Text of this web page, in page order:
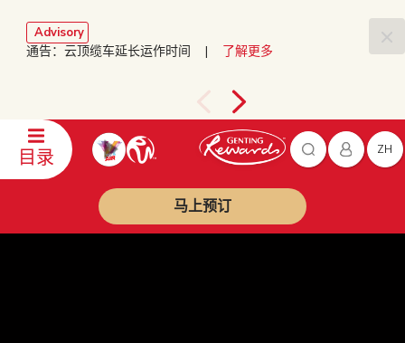
Advisory
通告：云顶缆车延长运作时间 | 了解更多
目录 ZH
马上预订